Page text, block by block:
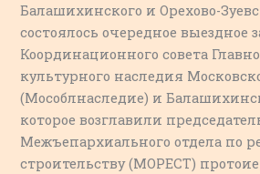
Балашихинского и Орехово-
состоялось очередное выездное
Координационного совета
культурного наследия
(Мособлнаследие) и
которое возглавили
Межъепархиального отдела по
строительству (МОРЕСТ)